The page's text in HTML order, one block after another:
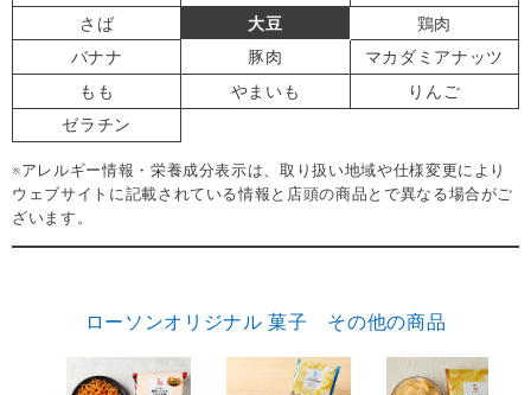
さば
大豆
鶏肉
バナナ
豚肉
マカダミアナッツ
もも
やまいも
りんご
ゼラチン
※アレルギー情報・栄養成分表示は、取り扱い地域や仕様変更により
ウェブサイトに記載されている情報と店頭の商品とで異なる場合がご
ざいます。
ローソンオリジナル 菓子 その他の商品